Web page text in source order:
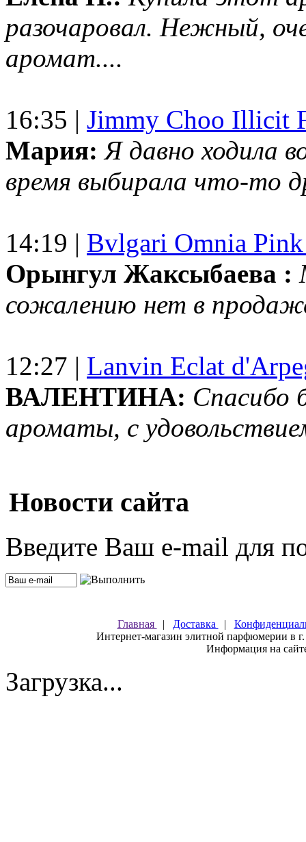
разочаровал. Нежный,
аромат....
16:35 | Jimmy Choo Illicit
Мария: Я давно ходила
время выбирала что-то
14:19 | Bvlgari Omnia
Орынгул Жаксыбаева :
сожалению нет в
12:27 | Lanvin Eclat
ВАЛЕНТИНА: Спасибо
ароматы, с
Новости сайта
Введите Ваш e-mail для
Главная | Доставка |
Интернет-магазин элитной парфюмерии в
Информация на
Загрузка...